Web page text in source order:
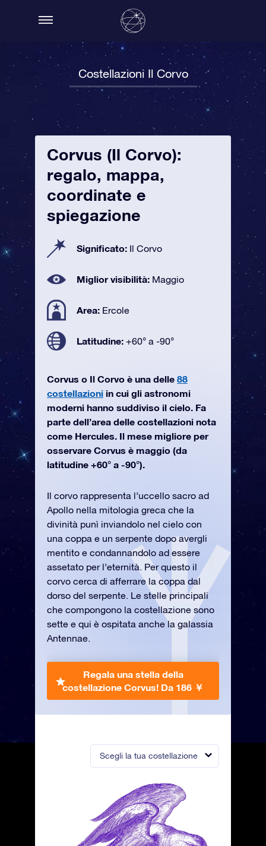
Costellazioni Il Corvo
Scegli la tua costellazione
Corvus (Il Corvo):
regalo, mappa,
coordinate e
spiegazione
Significato: Il Corvo
Miglior visibilità: Maggio
Area: Ercole
Latitudine: +60° a -90°
Corvus o Il Corvo è una delle 88
costellazioni in cui gli astronomi
moderni hanno suddiviso il cielo. Fa
parte dell’area delle costellazioni nota
come Hercules. Il mese migliore per
osservare Corvus è maggio (da
latitudine +60° a -90°).
Il corvo rappresenta l’uccello sacro ad
Apollo nella mitologia greca che la
divinità punì inviandolo nel cielo con
una coppa e un serpente dopo avergli
mentito e condannandolo ad essere
assetato per l’eternità. Per questo il
corvo cerca di afferrare la coppa dal
dorso del serpente. Le stelle principali
che compongono la costellazione sono
sette e qui è ospitata anche la galassia
Antennae.
Regala una stella della
costellazione Corvus! Da 186 ￥